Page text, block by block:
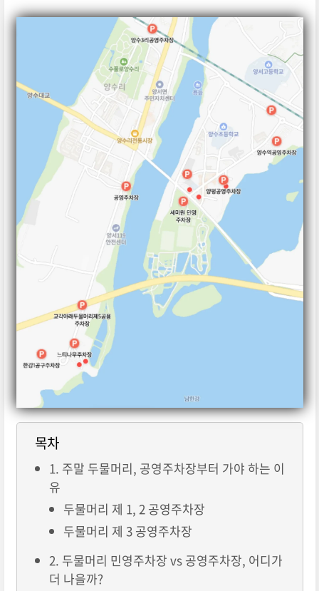
목차
1. 주말 두물머리, 공영주차장부터 가야 하는 이
유
두물머리 제 1, 2 공영주차장
두물머리 제 3 공영주차장
2. 두물머리 민영주차장 vs 공영주차장, 어디가
더 나을까?